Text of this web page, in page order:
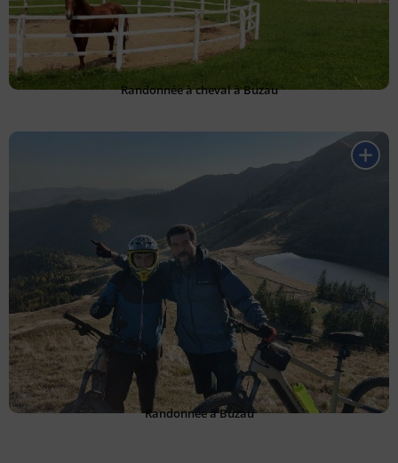
Randonnée à cheval à Buzau
Randonnée à Buzau